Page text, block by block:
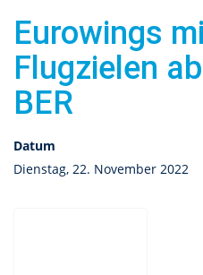
Eurowings
Flugzielen
BER
Datum
Dienstag, 22. November 2022